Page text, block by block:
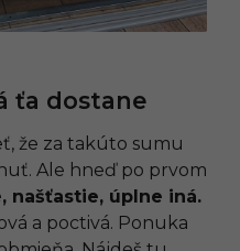
ťa dostane
že za takúto sumu
Ale hneď po prvom
našťastie, úplne iná.
a poctivá. Ponuka